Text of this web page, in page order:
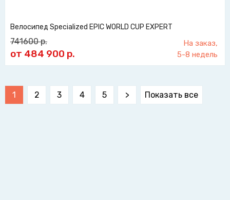
Велосипед Specialized EPIC WORLD CUP EXPERT
741600р.
от 484 900 р.
На заказ,
5-8 недель
1 2 3 4 5 > Показать все